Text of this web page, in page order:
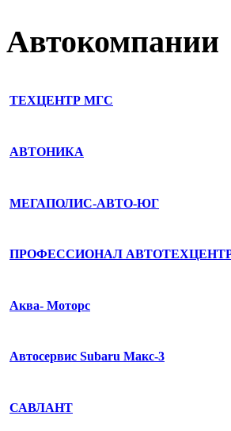
Автокомпании
ТЕХЦЕНТР МГС
АВТОНИКА
МЕГАПОЛИС-АВТО-ЮГ
ПРОФЕССИОНАЛ
Аква- Моторс
Автосервис Subaru Макс-3
САВЛАНТ